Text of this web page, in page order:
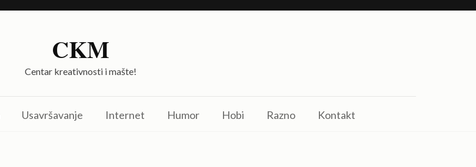
CKM
Centar kreativnosti i mašte!
Usavršavanje Internet Humor Hobi Razno Kontakt